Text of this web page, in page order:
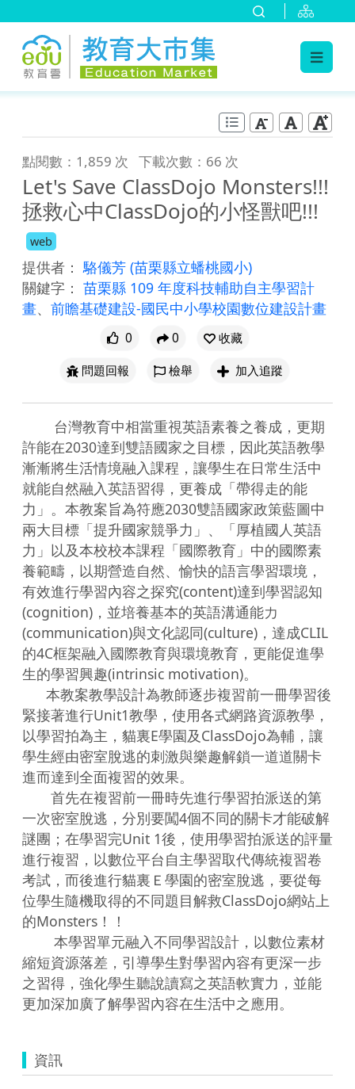
點閱數：1,859 次 下載次數：66 次
Let's Save ClassDojo Monsters!!!
拯救心中ClassDojo的小怪獸吧!!!
web
提供者： 駱儀芳 (苗栗縣立蟠桃國小)
關鍵字： 苗栗縣 109 年度科技輔助自主學習計
畫、 前瞻基礎建設-國民中小學校園數位建設計畫
0 0
收藏
問題回報
檢舉 加入追蹤
許能在2030達到雙語國家之目標，因此英語教學
漸漸將生活情境融入課程，讓學生在日常生活中
就能自然融入英語習得，更養成「帶得走的能
力」。本教案旨為符應2030雙語國家政策藍圖中
兩大目標「提升國家競爭力」、「厚植國人英語
力」以及本校校本課程「國際教育」中的國際素
養範疇，以期營造自然、愉快的語言學習環境，
有效進行學習內容之探究(content)達到學習認知
(cognition)，並培養基本的英語溝通能力
(communication)與文化認同(culture)，達成CLIL
的4C框架融入國際教育與環境教育，更能促進學
生的學習興趣(intrinsic motivation)。
緊接著進行Unit1教學，使用各式網路資源教學，
以學習拍為主，貓裏E學園及ClassDojo為輔，讓
學生經由密室脫逃的刺激與樂趣解鎖一道道關卡
進而達到全面複習的效果。
首先在複習前一冊時先進行學習拍派送的第
一次密室脫逃，分別要闖4個不同的關卡才能破解
謎團；在學習完Unit 1後，使用學習拍派送的評量
進行複習，以數位平台自主學習取代傳統複習卷
考試，而後進行貓裏Ｅ學園的密室脫逃，要從每
位學生隨機取得的不同題目解救ClassDojo網站上
的Monsters！！
縮短資源落差，引導學生對學習內容有更深一步
之習得，強化學生聽說讀寫之英語軟實力，並能
資訊